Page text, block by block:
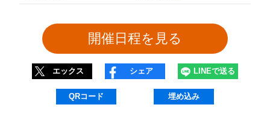
エックス シェア LINEで送る
QRコード 埋め込み